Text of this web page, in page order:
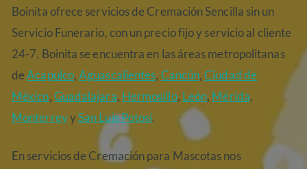
Boinita ofrece servicios de Cremación Sencilla sin un
Servicio Funerario, con un precio fijo y servicio al cliente
24-7. Boinita se encuentra en las áreas metropolitanas
deAcapulco,Aguascalientes, Cancún,Ciudad de
México,Guadalajara, Hermosillo, León, Mérida,
MonterreyySan Luis Potosí.
En servicios de Cremación para Mascotas nos